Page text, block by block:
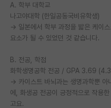
취업 게시판
임용 후기 게시판
인문사회 계열 게시판
특수/전문대학원 게시판
A. 학부 대학교
나고야대학 (한일공동국비유학생)
→ 일본에서 학부 과정을 밟은 케이
요소가 될 수 있었던 것 같습니다.
B. 전공, 학점
화학생명공학 전공 / GPA 3.69
→ 카이스트 바뇌과는 생명과학뿐 아
에, 화생공 전공이 긍정적으로 작용
고요.